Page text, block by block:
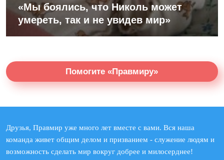
«Мы боялись, что Николь может
умереть, так и не увидев мир»
Помогите «Правмиру»
Друзья, Правмир уже много лет вместе с вами. Вся наша
команда живет общим делом и призванием - служение людям и
возможность сделать мир вокруг добрее и милосерднее!